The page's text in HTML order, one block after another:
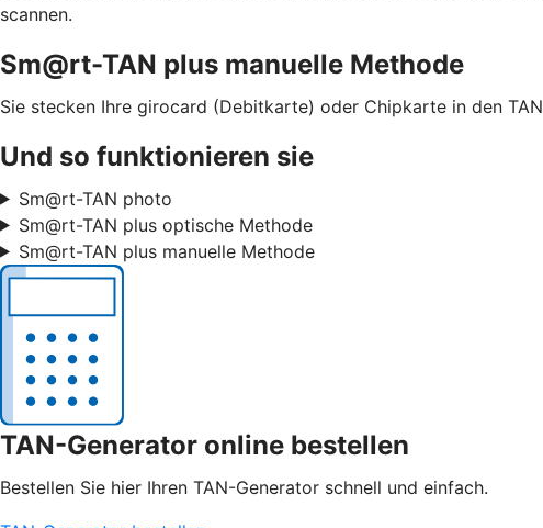
scannen.
Sm@rt-TAN plus manuelle Methode
Sie stecken Ihre girocard (Debitkarte) oder Chipkarte in den
Und so funktionieren sie
Sm@rt-TAN photo
Sm@rt-TAN plus optische Methode
Sm@rt-TAN plus manuelle Methode
TAN-Generator online bestellen
Bestellen Sie hier Ihren TAN-Generator schnell und einfach.